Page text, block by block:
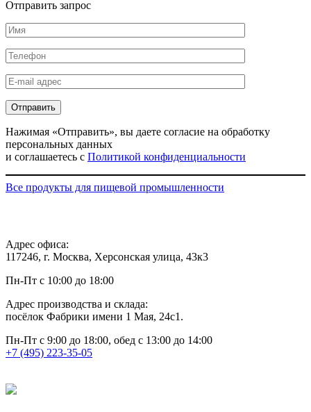
Отправить запрос
Нажимая «Отправить», вы даете согласие на обработку
персональных данных
и соглашаетесь с Политикой конфиденциальности
Все продукты для пищевой промышленности
Адрес офиса:
117246, г. Москва, Херсонская улица, 43к3
Пн-Пт с 10:00 до 18:00
Адрес производства и склада:
посёлок Фабрики имени 1 Мая, 24с1.
Пн-Пт с 9:00 до 18:00, обед с 13:00 до 14:00
+7 (495) 223-35-05